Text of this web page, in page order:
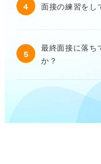
4 面接の練習をし
5
最終面接に落ち
か？